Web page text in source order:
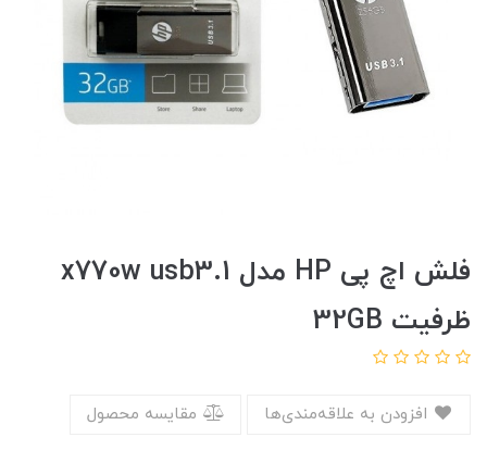
فلش اچ پی HP مدل x770w usb3.1
ظرفیت 32GB
مقایسه محصول